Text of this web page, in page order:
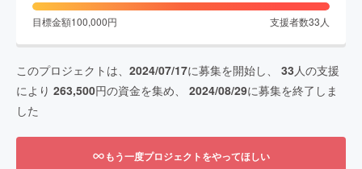
目標金額100,000円 支援者数33 人
このプロジェクトは、 2024/07/17に募集を開始し、 33人の支援
により 263,500円の資金を集め、 2024/08/29に募集を終了しま
した
もう一度プロジェクトをやってほしい